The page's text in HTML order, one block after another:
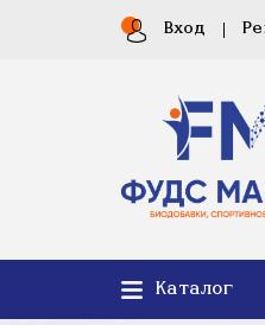
Вход
Каталог